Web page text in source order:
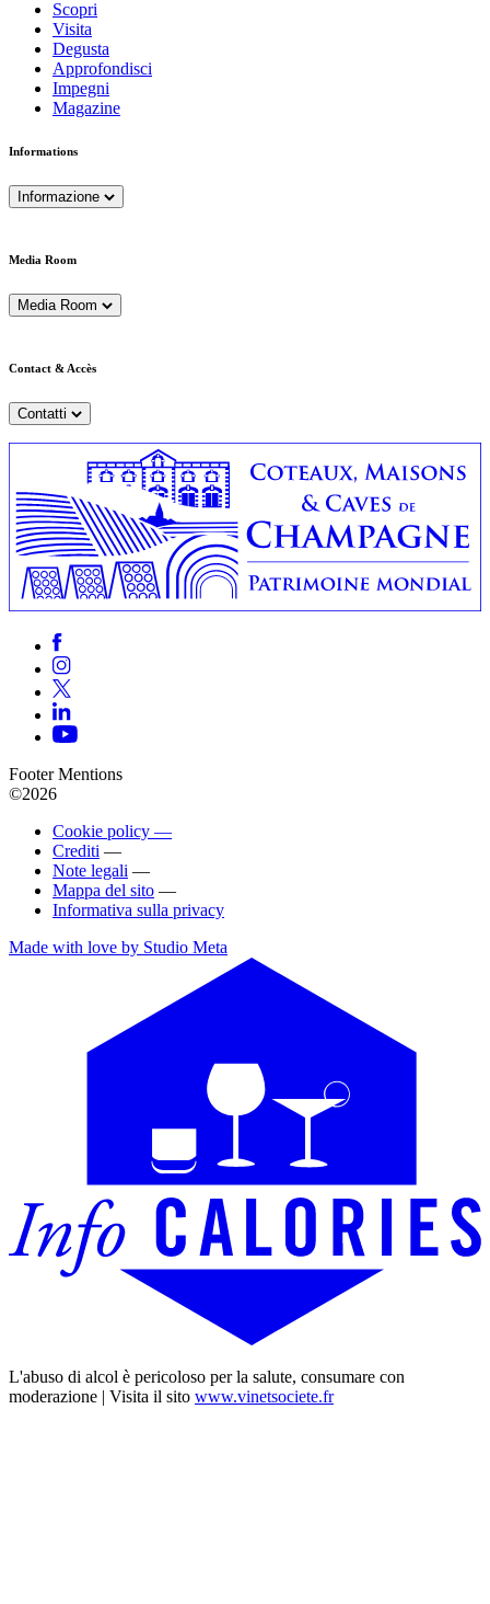
Scopri
Visita
Degusta
Approfondisci
Impegni
Magazine
Informations
Informazione
Media Room
Media Room
Contact & Accès
Contatti
Footer Mentions
©2026
Cookie policy —
Crediti —
Note legali —
Mappa del sito —
Informativa sulla privacy
Made with love by Studio Meta
L'abuso di alcol è pericoloso per la salute, consumare con
moderazione | Visita il sito www.vinetsociete.fr